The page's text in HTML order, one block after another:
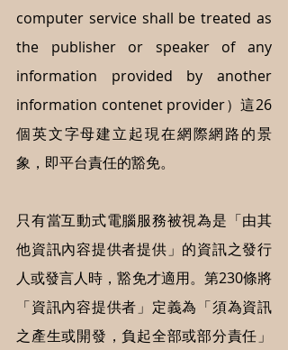
computer service shall be treated as
the publisher or speaker of any
information provided by another
information contenet provider）這26
個英文字母建立起現在網際網路的景
象，即平台責任的豁免。
只有當互動式電腦服務被視為是「由其
他資訊內容提供者提供」的資訊之發行
人或發言人時，豁免才適用。第230條將
「資訊內容提供者」定義為「須為資訊
之產生或開發，負起全部或部分責任」